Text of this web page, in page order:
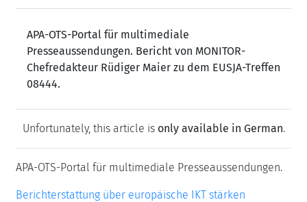
APA-OTS-Portal für multimediale
Presseaussendungen. Bericht von MONITOR-
Chefredakteur Rüdiger Maier zu dem EUSJA-Treffen
08444.
Unfortunately, this article is only available in German.
APA-OTS-Portal für multimediale Presseaussendungen.
Berichterstattung über europäische IKT stärken